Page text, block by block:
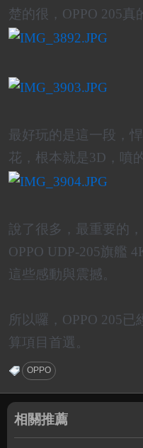
楚的很，OPPO 205真
最好玩的是這一段，
花，根本就是3D，噴
說了很多，最重要的
OPPO UDP-205旗艦
這些感動與震撼。
所以囉，OPPO 205
算項目首選。
OPPO
相關推薦